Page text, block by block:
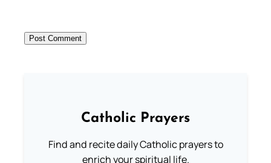
Catholic Prayers
Find and recite daily Catholic prayers to
enrich your spiritual life.